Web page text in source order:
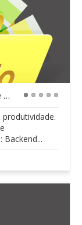
Momentum - SaaS de Produtividade Multi-tenant